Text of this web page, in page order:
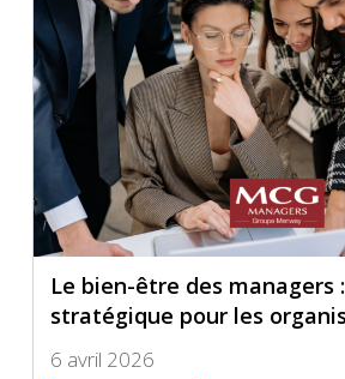
Le bien-être des managers
stratégique pour les
6 avril 2026